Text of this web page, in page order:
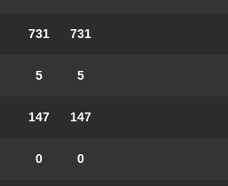
731
731
5
5
147
147
0
0